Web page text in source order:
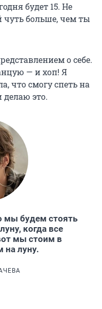
будет 15. Не
чуть больше, чем ты
о себе.
— и хоп! Я
что смогу спеть на
делаю это.
мы будем стоять
когда все
мы стоим в
на луну.